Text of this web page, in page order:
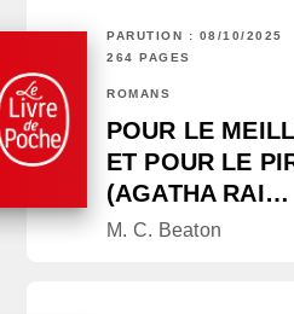
PARUTION : 08/10/2025
264 PAGES
ROMANS
POUR LE
ET POUR LE
(AGATHA RAI…
M. C. Beaton